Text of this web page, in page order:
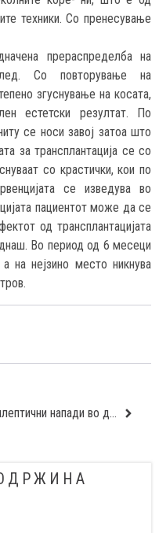
техники. Со пренесување
прераспределба на
Со повторување на
згуснување на косата,
естетски резултат. По
се носи завој затоа што
за трансплантација се со
со крастички, кои по
се изведува во
пациентот може да се
од трансплантацијата
Во период од 6 месеци
на нејзино место никнува
Епилептични напади во детството